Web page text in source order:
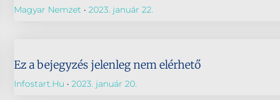
Magyar Nemzet 2023. január 22.
Ez a bejegyzés jelenleg nem elérhető
Infostart.hu 2023. január 20.